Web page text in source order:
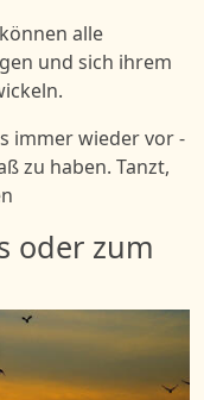
alle
und sich ihrem
immer wieder vor -
zu haben. Tanzt,
oder zum